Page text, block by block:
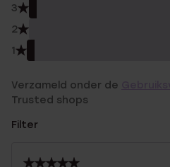
3
2
1
Verzameld onder de
Trusted shops
Filter